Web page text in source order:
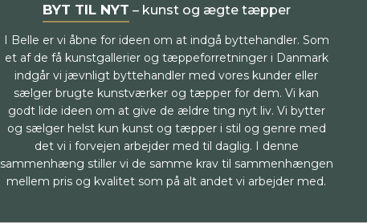
BYT TIL NYT – kunst og ægte tæpper
I Belle er vi åbne for ideen om at indgå byttehandler. Som
et af de få kunstgallerier og tæppeforretninger i Danmark
indgår vi jævnligt byttehandler med vores kunder eller
sælger brugte kunstværker og tæpper for dem. Vi kan
godt lide ideen om at give de ældre ting nyt liv. Vi bytter
og sælger helst kun kunst og tæpper i stil og genre med
det vi i forvejen arbejder med til daglig. I denne
sammenhæng stiller vi de samme krav til sammenhængen
mellem pris og kvalitet som på alt andet vi arbejder med.